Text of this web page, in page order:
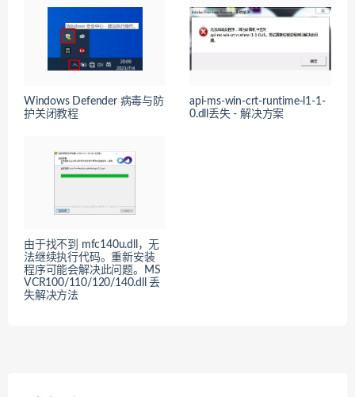
Windows Defender 病毒与防
护关闭教程
api-ms-win-crt-runtime-l1-1-
0.dll丢失 - 解决方案
由于找不到 mfc140u.dll，无
法继续执行代码。重新安装
程序可能会解决此问题。MS
VCR100/110/120/140.dll 丢
失解决方法